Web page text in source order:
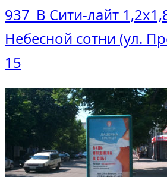
937_В Сити-лайт
Небесной сотни (ул.
15